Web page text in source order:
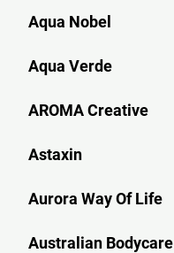
Aqua Nobel
Aqua Verde
AROMA Creative
Astaxin
Aurora Way Of Life
Australian Bodycare